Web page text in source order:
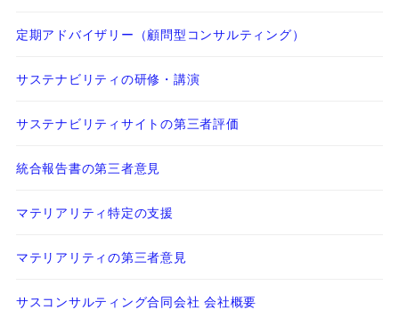
定期アドバイザリー（顧問型コンサルティング）
サステナビリティの研修・講演
サステナビリティサイトの第三者評価
統合報告書の第三者意見
マテリアリティ特定の支援
マテリアリティの第三者意見
サスコンサルティング合同会社 会社概要